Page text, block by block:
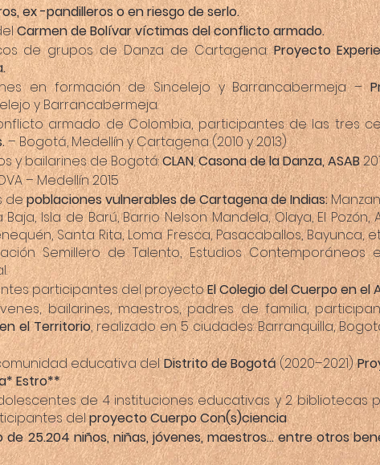
ex -pandilleros o en riesgo de serlo.
Carmen de Bolívar víctimas del conflicto armado.
de grupos de Danza de Cartagena:Proyecto
en formación de Sincelejo y Barrancabermeja –
y Barrancabermeja.
armado de Colombia, participantes de las tres
– Bogotá, Medellín y Cartagena (2010 y 2013)
y bailarines de Bogotá:CLAN,Casona de la Danza, ASAB
– Medellín 2015
depoblaciones vulnerables de Cartagena de Indias:
Isla de Barú, Barrio Nelson Mandela, Olaya, El
Santa Rita, Loma Fresca, Pasacaballos,
Semillero de Talento, Estudios Contemporáneos
participantes del proyectoEl Colegio del Cuerpo en el
bailarines, maestros, padres de familia,
el Territorio, realizado en 5 ciudades: Barranquilla,
educativa delDistrito de Bogotá(2020–2021)
Estro**
de 4 instituciones educativas y 2
delproyectoCuerpo Con(s)ciencia
de 25.204 niños, niñas, jóvenes, maestros… entre otros